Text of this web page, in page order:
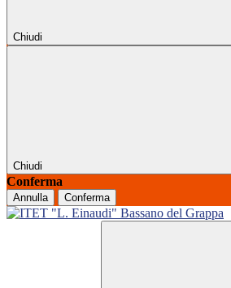
Chiudi
Chiudi
Conferma
Annulla Conferma